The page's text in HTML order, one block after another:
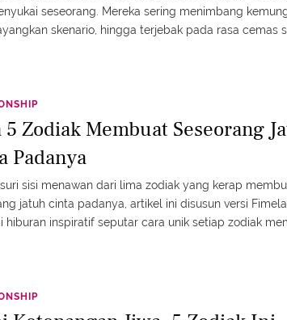
seseorang. Mereka sering menimbang
skenario, hingga terjebak pada rasa cemas
5 Zodiak Membuat Seseorang
Padanya
sisi menawan dari lima zodiak yang kerap
jatuh cinta padanya, artikel ini disusun versi Fimela
hiburan inspiratif seputar cara unik setiap zodiak